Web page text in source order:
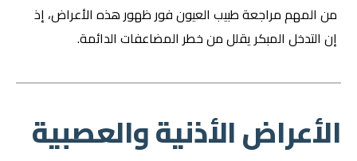
من المهم مراجعة طبيب العيون فور ظهور هذه الأعراض، إذ
إن التدخل المبكر يقلل من خطر المضاعفات الدائمة.
الأعراض الأذنية والعصبية